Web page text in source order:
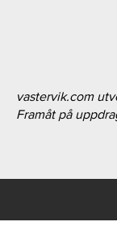
vastervik.com
Framåt på